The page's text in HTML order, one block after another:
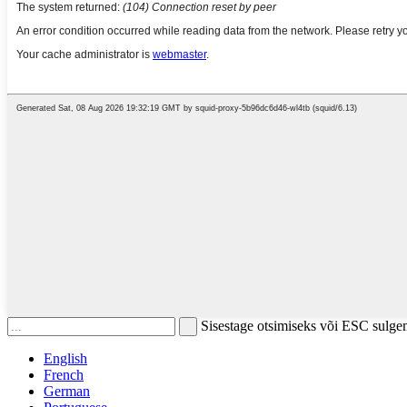
Sisestage otsimiseks või ESC
English
French
German